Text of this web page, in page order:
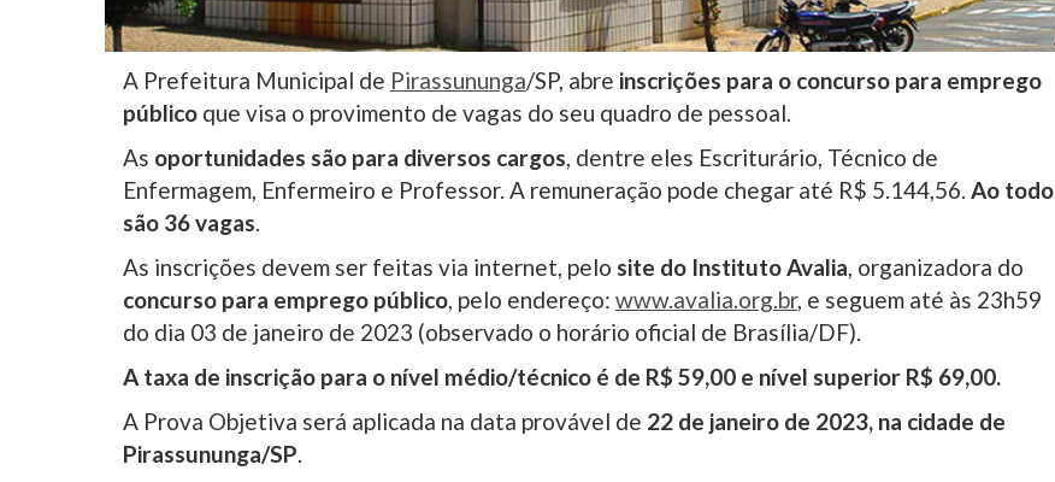
A Prefeitura Municipal de Pirassununga/SP, abre inscrições para o concurso para emprego
público que visa o provimento de vagas do seu quadro de pessoal.
As oportunidades são para diversos cargos , dentre eles Escriturário, Técnico de
Enfermagem, Enfermeiro e Professor. A remuneração pode chegar até R$ 5.144,56. Ao todo
são 36 vagas
As inscrições devem ser feitas via internet, pelo site do Instituto Avalia , organizadora do
concurso para emprego público , pelo endereço: www.avalia.org.br, e seguem até às 23h59
do dia 03 de janeiro de 2023 (observado o horário oficial de Brasília/DF).
A taxa de inscrição para o nível médio/técnico é de R$ 59,00 e nível superior R$ 69,00.
A Prova Objetiva será aplicada na data provável de 22 de janeiro de 2023, na cidade de
Pirassununga/SP